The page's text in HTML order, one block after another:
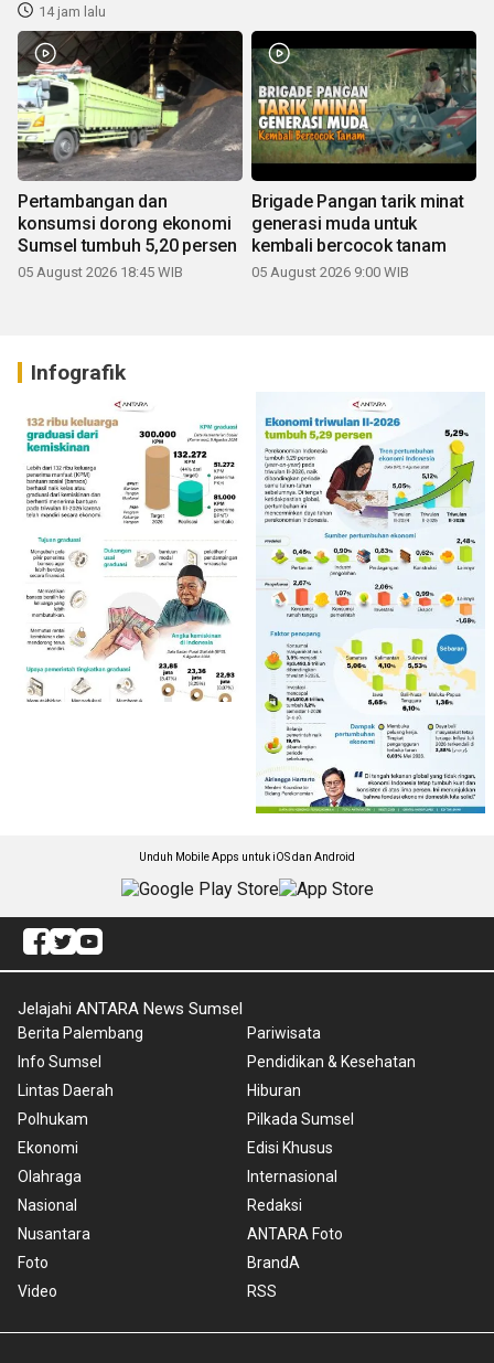
14 jam lalu
Pertambangan dan
konsumsi dorong ekonomi
Sumsel tumbuh 5,20 persen
05 August 2026 18:45 WIB
Brigade Pangan tarik minat
generasi muda untuk
kembali bercocok tanam
05 August 2026 9:00 WIB
Infografik
Unduh Mobile Apps untuk iOS dan Android
Jelajahi ANTARA News Sumsel
Berita Palembang
Info Sumsel
Lintas Daerah
Polhukam
Ekonomi
Olahraga
Nasional
Nusantara
Foto
Video
Pariwisata
Pendidikan & Kesehatan
Hiburan
Pilkada Sumsel
Edisi Khusus
Internasional
Redaksi
ANTARA Foto
BrandA
RSS